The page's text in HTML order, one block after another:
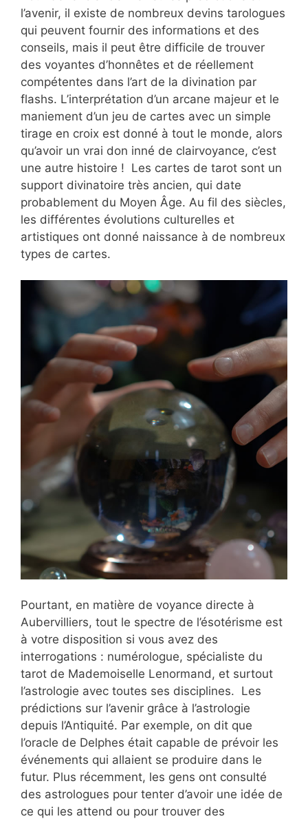
l’avenir, il existe de nombreux devins tarologues
qui peuvent fournir des informations et des
conseils, mais il peut être difficile de trouver
des voyantes d’honnêtes et de réellement
compétentes dans l’art de la divination par
flashs. L’interprétation d’un arcane majeur et le
maniement d’un jeu de cartes avec un simple
tirage en croix est donné à tout le monde, alors
qu’avoir un vrai don inné de clairvoyance, c’est
une autre histoire ! Les cartes de tarot sont un
support divinatoire très ancien, qui date
probablement du Moyen Âge. Au fil des siècles,
les différentes évolutions culturelles et
artistiques ont donné naissance à de nombreux
types de cartes.
Pourtant, en matière de voyance directe à
Aubervilliers, tout le spectre de l’ésotérisme est
à votre disposition si vous avez des
interrogations : numérologue, spécialiste du
tarot de Mademoiselle Lenormand, et surtout
l’astrologie avec toutes ses disciplines. Les
prédictions sur l’avenir grâce à l’astrologie
depuis l’Antiquité. Par exemple, on dit que
l’oracle de Delphes était capable de prévoir les
événements qui allaient se produire dans le
futur. Plus récemment, les gens ont consulté
des astrologues pour tenter d’avoir une idée de
ce qui les attend ou pour trouver des